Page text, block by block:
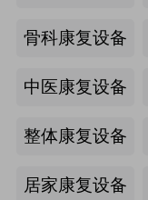
骨科康复设备
中医康复设备
整体康复设备
居家康复设备